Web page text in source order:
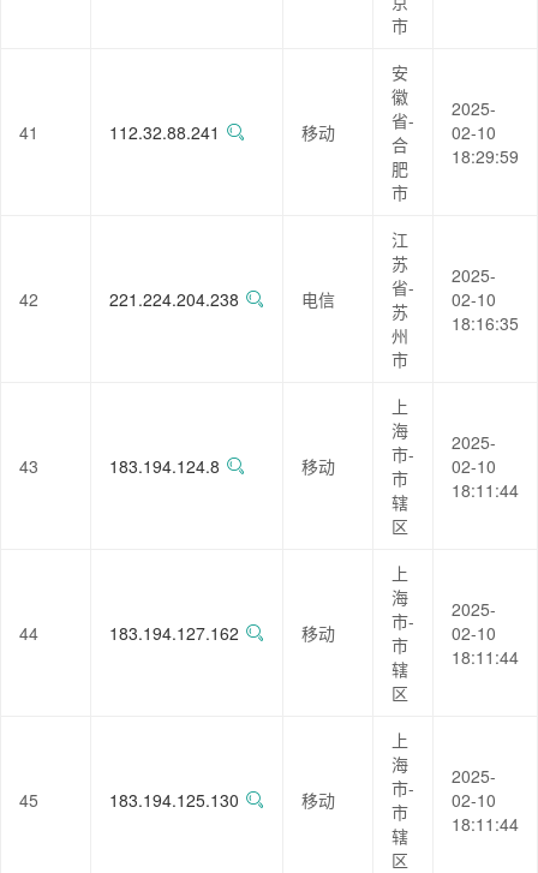
市
41 112.32.88.241 移动
安
徽
省-
合
肥
市
2025-
02-10
18:29:59
42 221.224.204.238 电信
江
苏
省-
苏
州
市
2025-
02-10
18:16:35
43 183.194.124.8 移动
上
海
市-
市
辖
区
2025-
02-10
18:11:44
44 183.194.127.162 移动
上
海
市-
市
辖
区
2025-
02-10
18:11:44
45 183.194.125.130 移动
上
海
市-
市
辖
区
2025-
02-10
18:11:44